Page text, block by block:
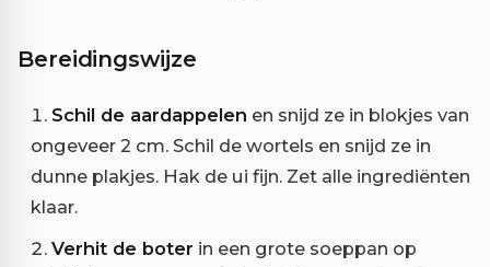
Bereidingswijze
Schil de aardappelen en snijd ze in blokjes van
ongeveer 2 cm. Schil de wortels en snijd ze in
dunne plakjes. Hak de ui fijn. Zet alle ingrediënten
klaar.
Verhit de boter in een grote soeppan op